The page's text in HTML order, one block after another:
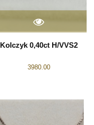
Kolczyk 0,40ct H/VVS2
3980.00